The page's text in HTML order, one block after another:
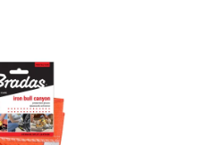
deti